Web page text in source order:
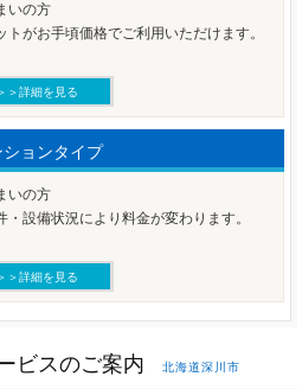
いの方
トがお手頃価格でご利用いただけます。
＞詳細を見る
ションタイプ
いの方
・設備状況により料金が変わります。
＞詳細を見る
ビスのご案内 北海道深川市